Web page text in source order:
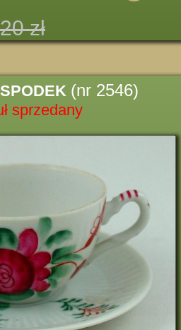
20 zł
(nr 2546)
sprzedany